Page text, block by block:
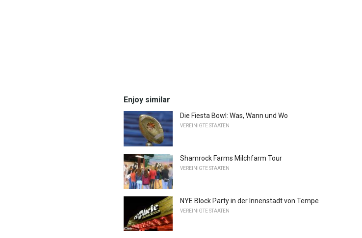
Enjoy similar
Die Fiesta Bowl: Was, Wann und Wo
VEREINIGTE STAATEN
Shamrock Farms Milchfarm Tour
VEREINIGTE STAATEN
NYE Block Party in der Innenstadt von Tempe
VEREINIGTE STAATEN